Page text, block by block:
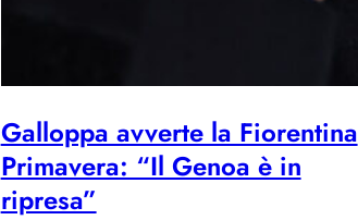
Galloppa avverte la Fiorentina
Primavera: “Il Genoa è in
ripresa”